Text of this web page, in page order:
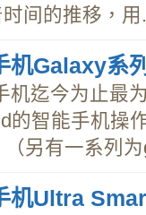
间的推移，用
机Galaxy系
机迄今为止最
的智能手机操
另有一系列
机Ultra